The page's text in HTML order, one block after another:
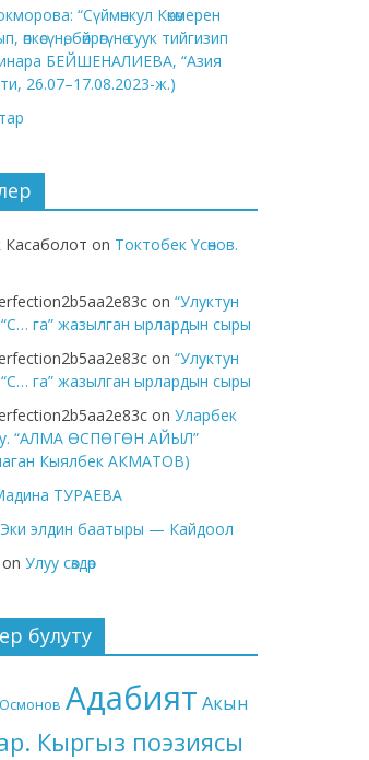
“Сүймөнкул Көкөмерен
өпкөсүнө, бөйрөгүнө суук тийгизип
БЕЙШЕНАЛИЕВА, “Азия
26.07–17.08.2023-ж.)
on Токтобек Үсөнов.
on “Улуктун
“С… га” жазылган ырлардын сыры
on “Улуктун
“С… га” жазылган ырлардын сыры
on Уларбек
“АЛМА ӨСПӨГӨН АЙЫЛ”
Кыялбек АКМАТОВ)
ТУРАЕВА
Эки элдин баатыры — Кайдоол
on Улуу сөздөр
булуту
Адабият Акын
Кыргыз поэзиясы